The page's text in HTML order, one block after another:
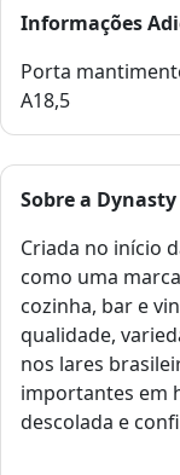
Informações
Porta
A18,5
Sobre a Dynasty
Criada no início
como uma
cozinha, bar e
qualidade,
nos lares
importantes em
descolada e